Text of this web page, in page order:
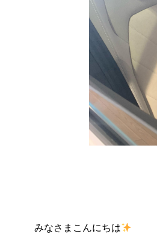
みなさまこんにちは